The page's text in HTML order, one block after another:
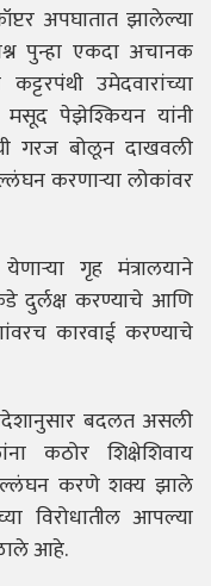
अपघातात झालेल्या
पुन्हा एकदा अचानक
उमेदवारांच्या
मसूद पेझेश्कियन यांनी
गरज बोलून दाखवली
करणाऱ्या लोकांवर
गृह मंत्रालयाने
दुर्लक्ष करण्याचे आणि
कारवाई करण्याचे
बदलत असली
कठोर शिक्षेशिवाय
उल्लंघन करणे शक्य झाले
विरोधातील आपल्या
आहे.